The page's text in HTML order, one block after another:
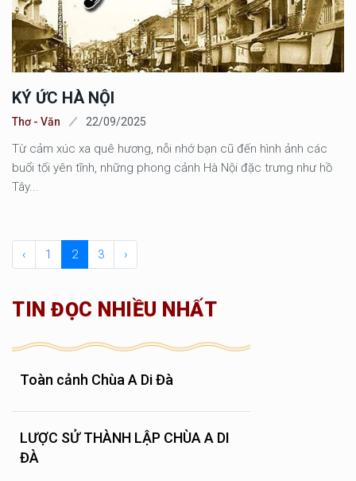
KÝ ỨC HÀ NỘI
Thơ - Văn 22/09/2025
Từ cảm xúc xa quê hương, nỗi nhớ bạn cũ đến hình ảnh các
buổi tối yên tĩnh, những phong cảnh Hà Nội đặc trưng như hồ
Tây...
‹ 1 2 3 ›
TIN ĐỌC NHIỀU NHẤT
Toàn cảnh Chùa A Di Đà
LƯỢC SỬ THÀNH LẬP CHÙA A DI
ĐÀ